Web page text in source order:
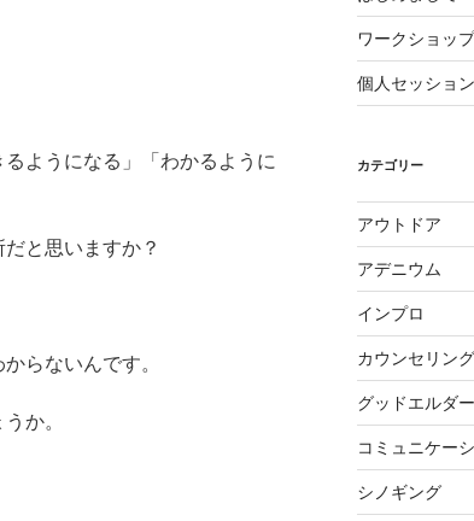
ようになる」「わかるように
と思いますか？
らないんです。
か。
ワークショップ
個人セッション
カテゴリー
アウトドア
アデニウム
インプロ
カウンセリン
グッドエルダ
コミュニケー
シノギング